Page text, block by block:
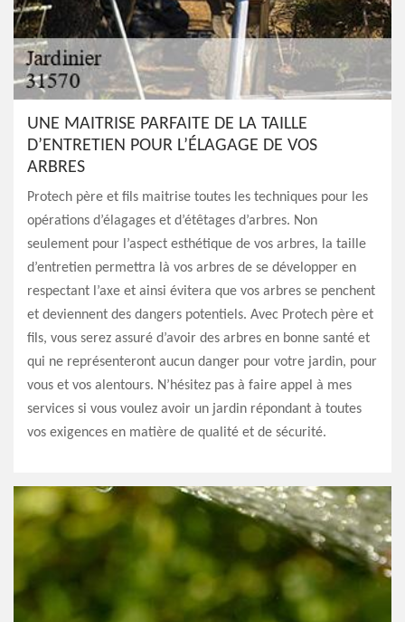
UNE MAITRISE PARFAITE DE LA TAILLE
D’ENTRETIEN POUR L’ÉLAGAGE DE VOS
ARBRES
Protech père et fils maitrise toutes les techniques pour les
opérations d’élagages et d’étêtages d’arbres. Non
seulement pour l’aspect esthétique de vos arbres, la taille
d’entretien permettra là vos arbres de se développer en
respectant l’axe et ainsi évitera que vos arbres se penchent
et deviennent des dangers potentiels. Avec Protech père et
fils, vous serez assuré d’avoir des arbres en bonne santé et
qui ne représenteront aucun danger pour votre jardin, pour
vous et vos alentours. N’hésitez pas à faire appel à mes
services si vous voulez avoir un jardin répondant à toutes
vos exigences en matière de qualité et de sécurité.